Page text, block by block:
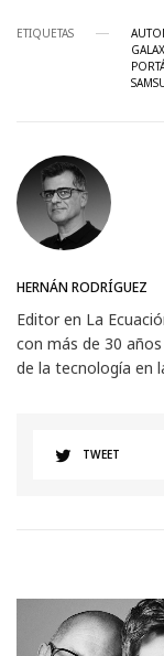
ETIQUETAS
HERNÁN RODRÍGUEZ
Editor en La
con más de 30
de la tecnología en
TWEET